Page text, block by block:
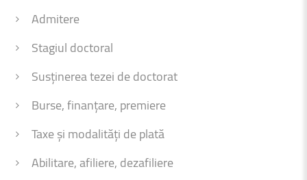
Admitere
Stagiul doctoral
Susținerea tezei de doctorat
Burse, finanțare, premiere
Taxe și modalități de plată
Abilitare, afiliere, dezafiliere